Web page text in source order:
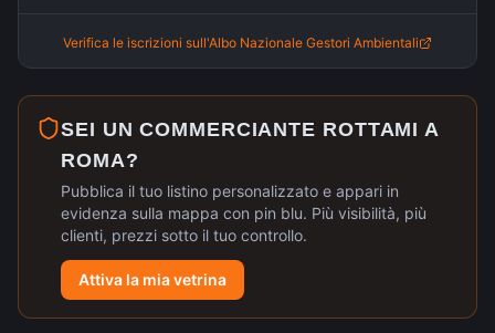
Verifica le iscrizioni sull'Albo Nazionale Gestori Ambientali
SEI UN COMMERCIANTE ROTTAMI A
ROMA?
Pubblica il tuo listino personalizzato e appari in
evidenza sulla mappa con pin blu. Più visibilità, più
clienti, prezzi sotto il tuo controllo.
Attiva la mia vetrina